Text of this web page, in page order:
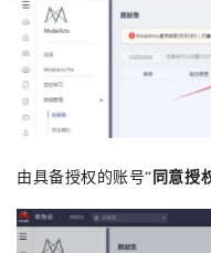
由具备授权的账号“ 同意授